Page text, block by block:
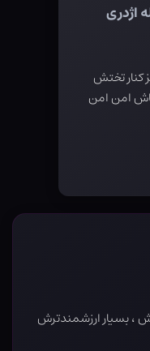
اژدری
کنار تختش
امن امن
، بسیار ارزشمندترش